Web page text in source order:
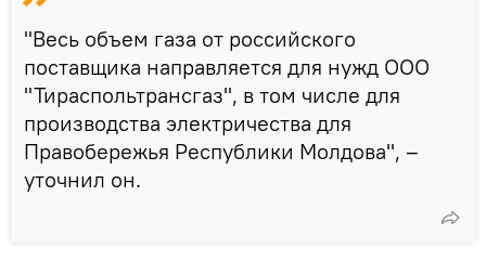
"Весь объем газа от российского
поставщика направляется для нужд ООО
"Тираспольтрансгаз", в том числе для
производства электричества для
Правобережья Республики Молдова", –
уточнил он.